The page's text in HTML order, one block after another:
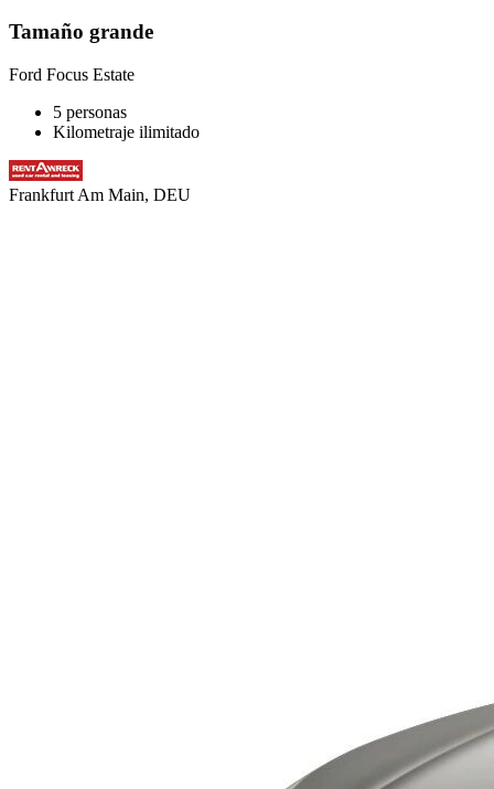
Tamaño grande
Ford Focus Estate
5 personas
Kilometraje ilimitado
Frankfurt Am Main, DEU